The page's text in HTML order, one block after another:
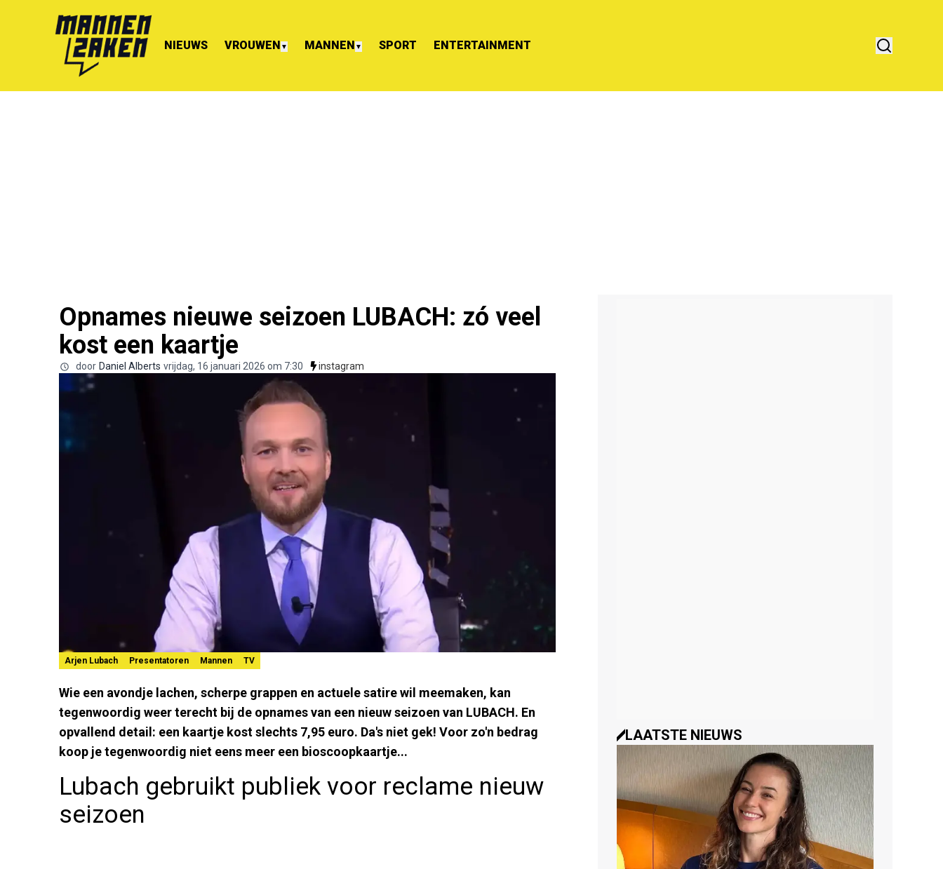
NIEUWS VROUWEN ▼ MANNEN ▼ SPORT ENTERTAINMENT
Opnames nieuwe seizoen LUBACH: zó veel
kost een kaartje
door Daniel Alberts vrijdag, 16 januari 2026 om 7:30 instagram
Arjen Lubach Presentatoren Mannen TV
Wie een avondje lachen, scherpe grappen en actuele satire wil meemaken, kan
tegenwoordig weer terecht bij de opnames van een nieuw seizoen van LUBACH. En
opvallend detail: een kaartje kost slechts 7,95 euro. Da's niet gek! Voor zo'n bedrag
koop je tegenwoordig niet eens meer een bioscoopkaartje...
Lubach gebruikt publiek voor reclame nieuw
seizoen
LAATSTE NIEUWS